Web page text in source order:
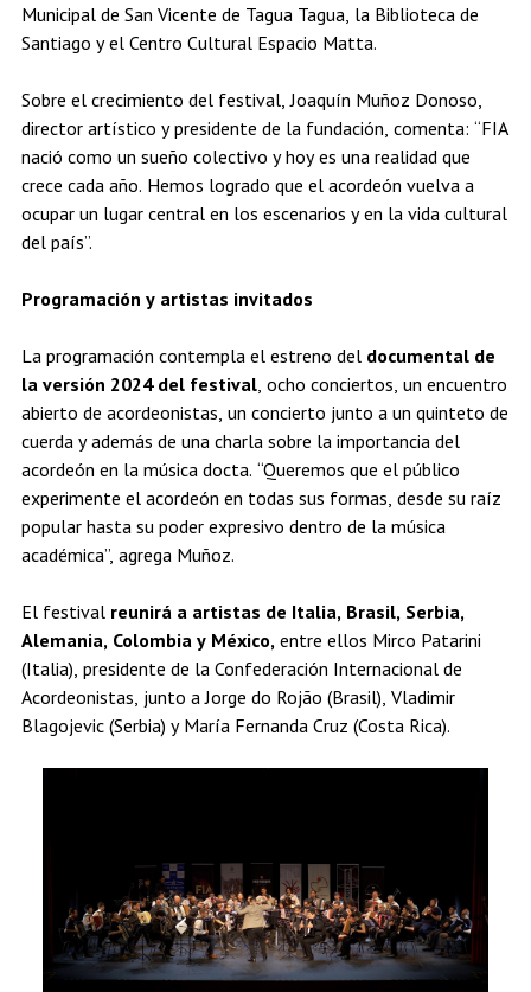
Municipal de San Vicente de Tagua Tagua, la Biblioteca de
Santiago y el Centro Cultural Espacio Matta.
Sobre el crecimiento del festival, Joaquín Muñoz Donoso,
director artístico y presidente de la fundación, comenta: “FIA
nació como un sueño colectivo y hoy es una realidad que
crece cada año. Hemos logrado que el acordeón vuelva a
ocupar un lugar central en los escenarios y en la vida cultural
del país”.
Programación y artistas invitados
La programación contempla el estreno del documental de
la versión 2024 del festival, ocho conciertos, un encuentro
abierto de acordeonistas, un concierto junto a un quinteto de
cuerda y además de una charla sobre la importancia del
acordeón en la música docta. “Queremos que el público
experimente el acordeón en todas sus formas, desde su raíz
popular hasta su poder expresivo dentro de la música
académica”, agrega Muñoz.
El festival reunirá a artistas de Italia, Brasil, Serbia,
Alemania, Colombia y México, entre ellos Mirco Patarini
(Italia), presidente de la Confederación Internacional de
Acordeonistas, junto a Jorge do Rojão (Brasil), Vladimir
Blagojevic (Serbia) y María Fernanda Cruz (Costa Rica).